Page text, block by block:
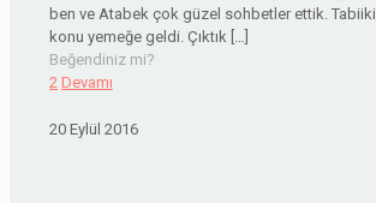
ben ve Atabek çok güzel sohbetler ettik. Tabiiki
konu yemeğe geldi. Çıktık
Beğendiniz mi?
2 Devamı
20 Eylül 2016